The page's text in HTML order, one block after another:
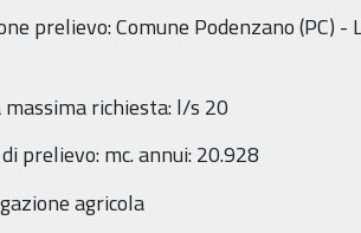
prelievo: Comune Podenzano (PC)
richiesta: l/s 20
prelievo: mc. annui: 20.928
agricola